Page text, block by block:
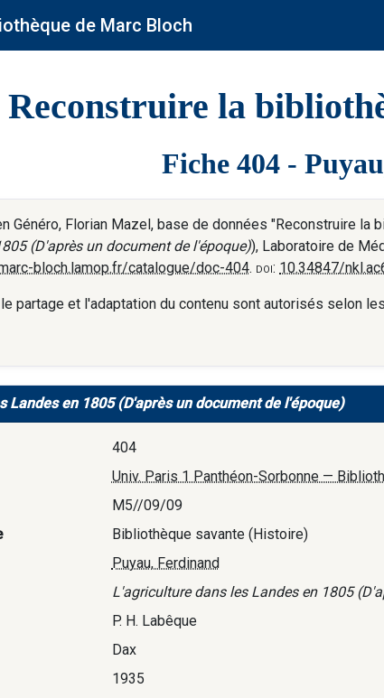
de Marc Bloch
Reconstruire la
Fiche 404 -
Généro, Florian Mazel, base de données "Reconstruire la
(D'après un document de l'époque)), Laboratoire de
bloch.lamop.fr/catalogue/doc-404. doi: 10.34847/
partage et l'adaptation du contenu sont autorisés selon
Landes en 1805 (D'après un document de l'époque)
404
Univ. Paris 1 Panthéon-Sorbonne —
M5//09/09
Bibliothèque savante (Histoire)
Puyau, Ferdinand
L'agriculture dans les Landes en 1805
P. H. Labêque
Dax
1935